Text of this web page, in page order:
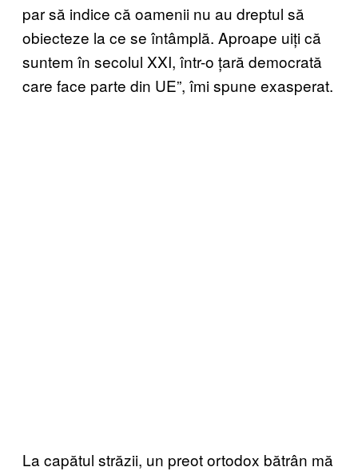
par să indice că oamenii nu au dreptul să
obiecteze la ce se întâmplă. Aproape uiți că
suntem în secolul XXI, într-o țară democrată
care face parte din UE”, îmi spune exasperat.
La capătul străzii, un preot ortodox bătrân mă